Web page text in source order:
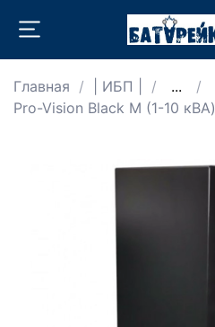
Главная | ИБП |
...
Pro-Vision Black M (1-10 кВА)